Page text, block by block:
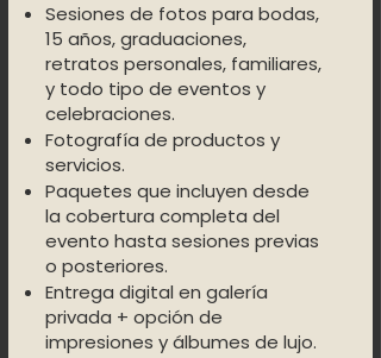
Sesiones de fotos para bodas,
15 años, graduaciones,
retratos personales, familiares,
y todo tipo de eventos y
celebraciones.
Fotografía de productos y
servicios.
Paquetes que incluyen desde
la cobertura completa del
evento hasta sesiones previas
o posteriores.
Entrega digital en galería
privada + opción de
impresiones y álbumes de lujo.